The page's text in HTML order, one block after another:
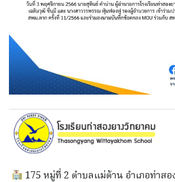
175 หมู่ที่ 2 ตำบลแม่ต้าน อำเภอท่าสอ